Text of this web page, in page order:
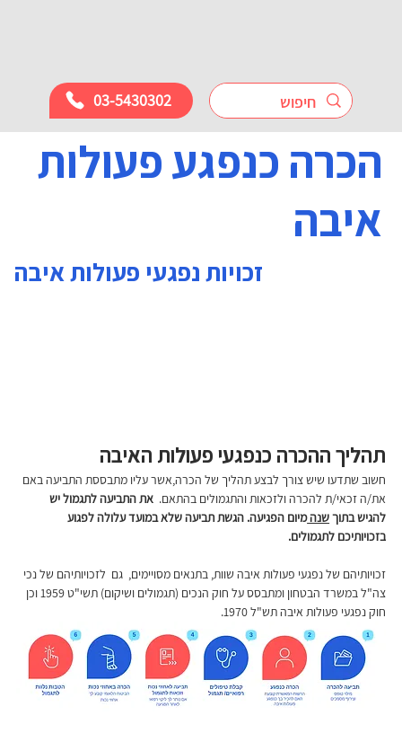
03-5430302
הכרה כנפגע פעולות
איבה
זכויות נפגעי פעולות איבה
תהליך ההכרה כנפגעי פעולות האיבה
חשוב שתדעו שיש צורך לבצע תהליך של הכרה,אשר עליו מתבססת התביעה באם
את/ה זכאי/ת להכרה ולזכאות והתגמולים בהתאם. את התביעה לתגמול יש
להגיש בתוך שנה מיום הפגיעה. הגשת תביעה שלא במועד עלולה לפגוע
בזכויותיכם לתגמולים.
זכויותיהם של נפגעי פעולות איבה שוות, בתנאים מסויימים,  גם  לזכויותיהם של נכי
צה"ל במשרד הבטחון ומתבסס על חוק הנכים (תגמולים ושיקום) תשי"ט 1959 וכן
חוק נפגעי פעולות איבה תש"ל 1970.